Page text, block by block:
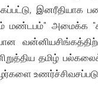
இனரீதியாக
அமைக்க
தமிழ்